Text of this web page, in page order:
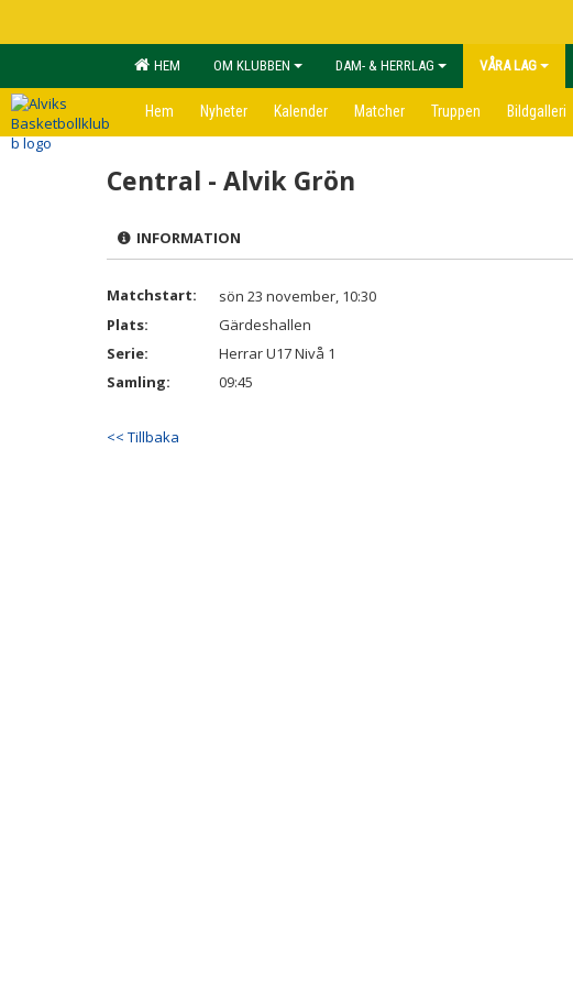
HEM OM KLUBBEN DAM- & HERRLAG VÅRA LAG
Hem Nyheter Kalender Matcher Truppen Bildgalleri
Central - Alvik Grön
INFORMATION
Matchstart:
sön 23 november, 10:30
Plats:
Gärdeshallen
Serie:
Herrar U17 Nivå 1
Samling:
09:45
<< Tillbaka